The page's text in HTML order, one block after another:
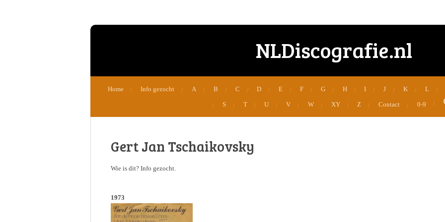
NLDiscografie.nl
Home Info gezocht A B C D E F G H I J K L
S T U V W XY Z Contact 0-9
Gert Jan Tschaikovsky
Wie is dit? Info gezocht.
1973